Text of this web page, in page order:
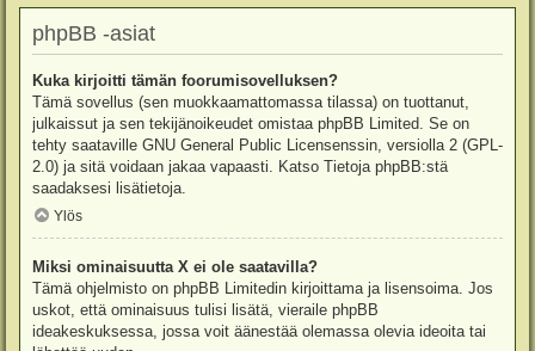
phpBB -asiat
Kuka kirjoitti tämän foorumisovelluksen?
Tämä sovellus (sen muokkaamattomassa tilassa) on tuottanut,
julkaissut ja sen tekijänoikeudet omistaa phpBB Limited . Se on
tehty saataville GNU General Public Licensenssin, versiolla 2 (GPL-
2.0) ja sitä voidaan jakaa vapaasti. Katso Tietoja phpBB:stä
saadaksesi lisätietoja.
Ylös
Miksi ominaisuutta X ei ole saatavilla?
Tämä ohjelmisto on phpBB Limitedin kirjoittama ja lisensoima. Jos
uskot, että ominaisuus tulisi lisätä, vieraile phpBB
ideakeskuksessa , jossa voit äänestää olemassa olevia ideoita tai